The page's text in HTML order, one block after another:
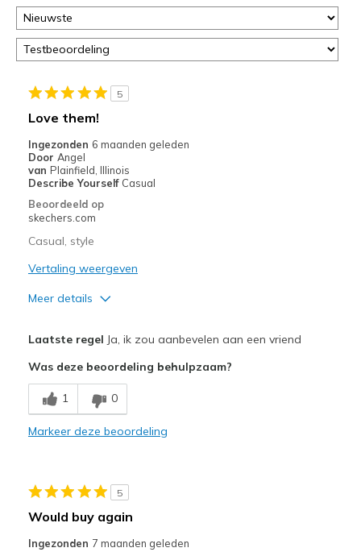
5
Love them!
Ingezonden 6 maanden geleden
Door Angel
van Plainfield, Illinois
Describe Yourself Casual
Beoordeeld op
skechers.com
Casual, style
Vertaling weergeven
Meer details
Comfortable
Stylish
View On Shoes
I'm Into Shoes
Laatste regel Ja, ik zou aanbevelen aan een vriend
Was deze beoordeling behulpzaam?
1 0
Markeer deze beoordeling
5
Would buy again
Ingezonden 7 maanden geleden